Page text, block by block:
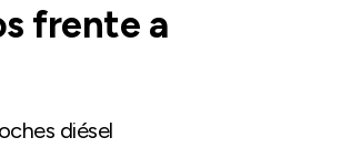
frente a
diésel